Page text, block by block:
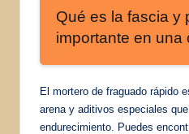
Qué es la fascia y
importante en una
El mortero de fraguado rápido
arena y aditivos especiales
endurecimiento. Puedes